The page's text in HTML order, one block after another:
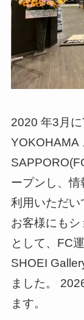
2020 年3月に
YOKOHAMA
ープンし、
利用いただ
お客様にも
として、FC
SHOEI
ました。
ます。